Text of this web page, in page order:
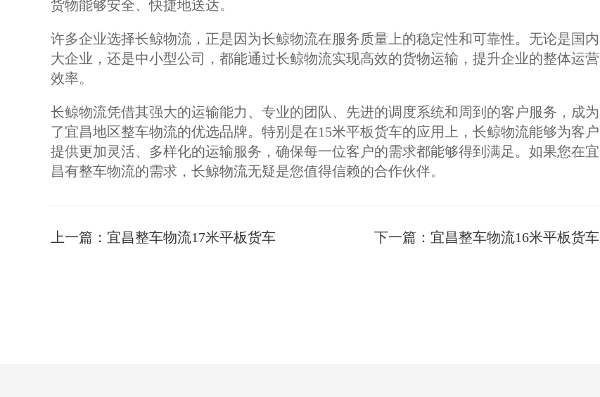
货物能够安全、快捷地送达。
许多企业选择长鲸物流，正是因为长鲸物流在服务质量上的稳定性和可靠性。无论是国内
大企业，还是中小型公司，都能通过长鲸物流实现高效的货物运输，提升企业的整体运营
效率。
长鲸物流凭借其强大的运输能力、专业的团队、先进的调度系统和周到的客户服务，成为
了宜昌地区整车物流的优选品牌。特别是在15米平板货车的应用上，长鲸物流能够为客户
提供更加灵活、多样化的运输服务，确保每一位客户的需求都能够得到满足。如果您在宜
昌有整车物流的需求，长鲸物流无疑是您值得信赖的合作伙伴。
上一篇： 宜昌整车物流17米平板货车 下一篇： 宜昌整车物流16米平板货车